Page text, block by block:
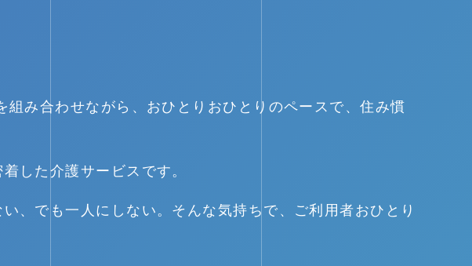
み合わせながら、おひとりおひとりのペースで、住み慣
した介護サービスです。
、でも一人にしない。そんな気持ちで、ご利用者おひとり